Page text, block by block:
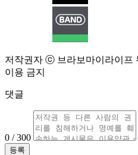
저작권자 ⓒ 브라보마이라이프
이용 금지
댓글
0 / 300